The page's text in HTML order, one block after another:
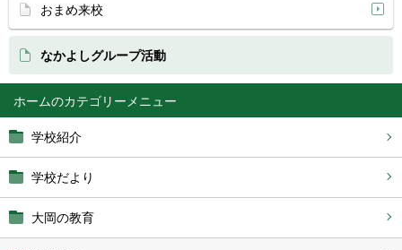
ホーム
学校紹介
学校だより
大岡の教育
おまめ来校
なかよしグループ活動